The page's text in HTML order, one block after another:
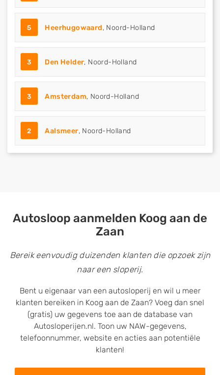
5 Heerhugowaard, Noord-Holland
3 Den Helder, Noord-Holland
3 Amsterdam, Noord-Holland
2 Aalsmeer, Noord-Holland
Autosloop aanmelden Koog aan de
Zaan
Bereik eenvoudig duizenden klanten die opzoek zijn
naar een sloperij.
Bent u eigenaar van een autosloperij en wil u meer
klanten bereiken in Koog aan de Zaan? Voeg dan snel
(gratis) uw gegevens toe aan de database van
Autosloperijen.nl. Toon uw NAW-gegevens,
telefoonnummer, website en acties aan potentiële
klanten!